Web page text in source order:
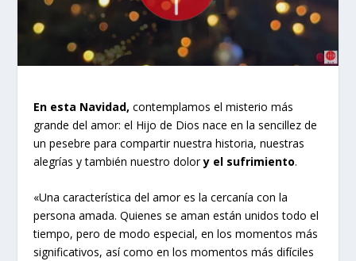
En esta Navidad, contemplamos el misterio más
grande del amor: el Hijo de Dios nace en la sencillez de
un pesebre para compartir nuestra historia, nuestras
alegrías y también nuestro dolory el sufrimiento.
«Una característica del amor es la cercanía con la
persona amada. Quienes se aman están unidos todo el
tiempo, pero de modo especial, en los momentos más
significativos, así como en los momentos más difíciles